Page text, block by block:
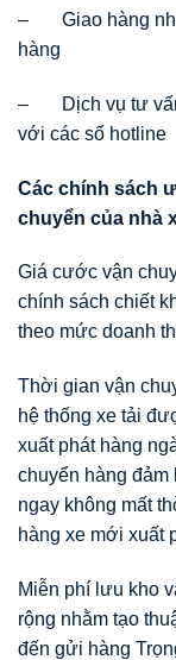
– Giao hàng
hàng
– Dịch vụ tư vấn
với các số hotline
Các chính sách ư
chuyển của nhà
Giá cước vận
chính sách chiết
theo mức doanh
Thời gian vận
hệ thống xe tải
xuất phát hàng
chuyển hàng đảm
ngay không mất
hàng xe mới xuất
Miễn phí lưu kho
rộng nhằm tạo
đến gửi hàng